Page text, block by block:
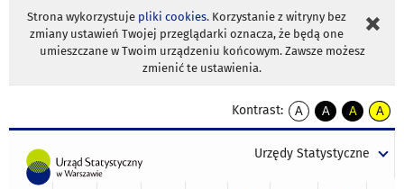
Strona wykorzystuje pliki cookies. Korzystanie z witryny bez
zmiany ustawień Twojej przeglądarki oznacza, że będą one
umieszczane w Twoim urządzeniu końcowym. Zawsze możesz
zmienić te ustawienia.
Kontrast:
A
kontrast
A
kontrast
tekst
czarnym
A
kontrast
tekst
czarnym
A
tekst
żółtym
Urzędy Statystyczne